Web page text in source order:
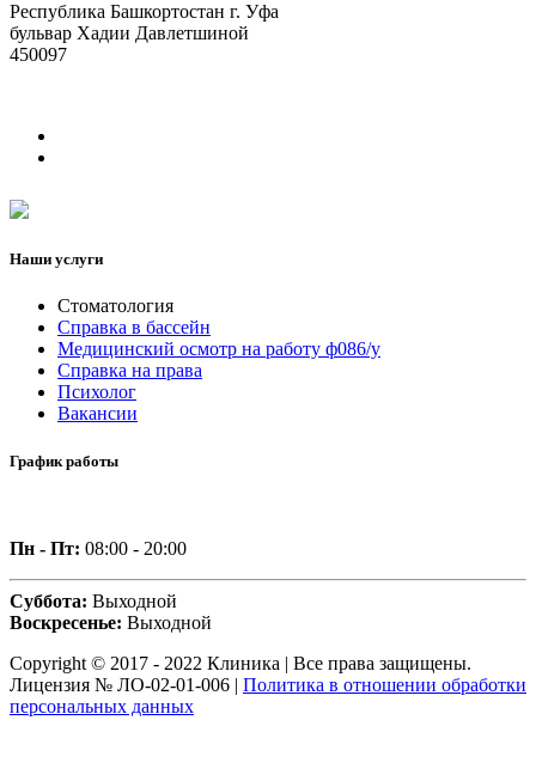
Республика Башкортостан г. Уфа
бульвар Хадии Давлетшиной
450097
Наши услуги
Стоматология
Справка в бассейн
Медицинский осмотр на работу ф086/у
Справка на права
Психолог
Вакансии
График работы
Пн - Пт: 08:00 - 20:00
Суббота: Выходной
Воскресенье: Выходной
Copyright © 2017 - 2022 Клиника | Все права защищены.
Лицензия № ЛО-02-01-006 | Политика в отношении обработки
персональных данных